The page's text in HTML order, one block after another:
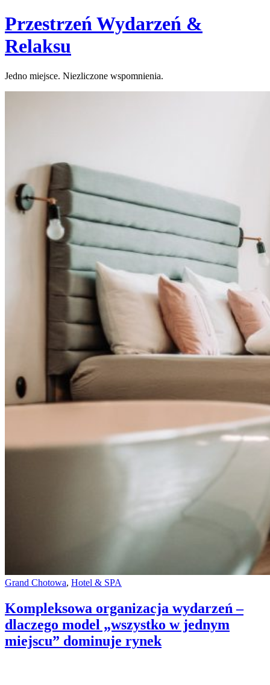
Skip
to
content
Przestrzeń Wydarzeń &
Relaksu
Jedno miejsce. Niezliczone wspomnienia.
Categories:
Grand Chotowa, Hotel & SPA
Kompleksowa organizacja wydarzeń –
dlaczego model „wszystko w jednym
miejscu” dominuje rynek